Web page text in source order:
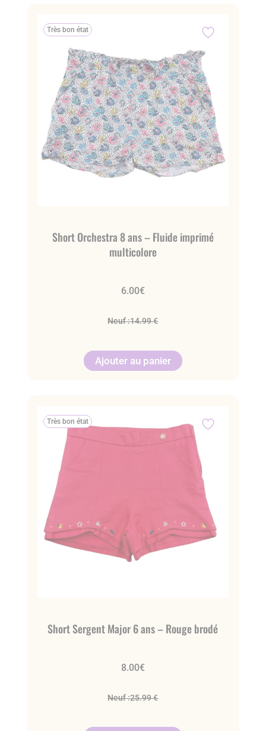
Très bon état
Short Orchestra 8 ans – Fluide imprimé
multicolore
6.00€
Neuf :14.99 €
Ajouter au panier
Très bon état
Short Sergent Major 6 ans – Rouge brodé
8.00€
Neuf :25.99 €